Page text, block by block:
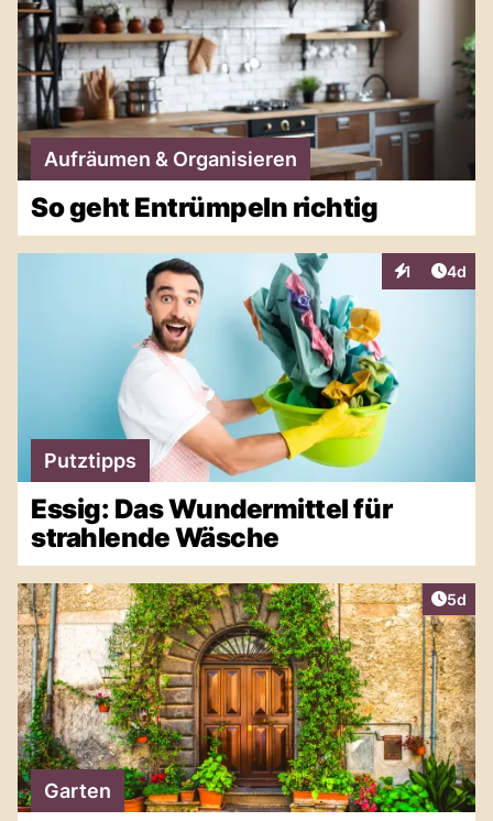
Aufräumen & Organisieren
So geht Entrümpeln richtig
1
Interaktionen
4d
Putztipps
Essig: Das Wundermittel für
strahlende Wäsche
5d
Garten